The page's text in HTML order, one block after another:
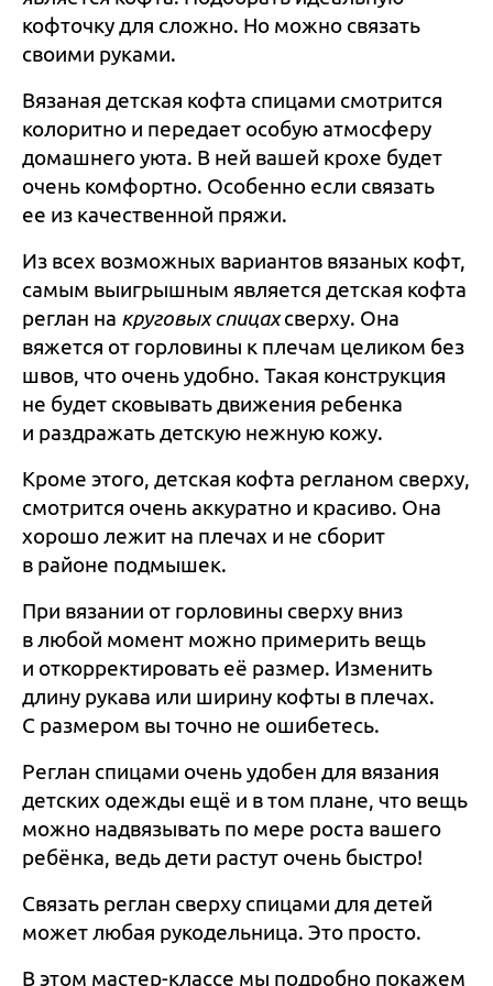
кофточку для сложно. Но можно связать
своими руками.
Вязаная детская кофта спицами смотрится
колоритно и передает особую атмосферу
домашнего уюта. В ней вашей крохе будет
очень комфортно. Особенно если связать
ее из качественной пряжи.
Из всех возможных вариантов вязаных кофт,
самым выигрышным является детская кофта
реглан на круговых спицахсверху. Она
вяжется от горловины к плечам целиком без
швов, что очень удобно. Такая конструкция
не будет сковывать движения ребенка
и раздражать детскую нежную кожу.
Кроме этого, детская кофта регланом сверху,
смотрится очень аккуратно и красиво. Она
хорошо лежит на плечах и не сборит
в районе подмышек.
При вязании от горловины сверху вниз
в любой момент можно примерить вещь
и откорректировать её размер. Изменить
длину рукава или ширину кофты в плечах.
С размером вы точно не ошибетесь.
Реглан спицами очень удобен для вязания
детских одежды ещё и в том плане, что вещь
можно надвязывать по мере роста вашего
ребёнка, ведь дети растут очень быстро!
Связать реглан сверху спицами для детей
может любая рукодельница. Это просто.
В этом мастер-классе мы подробно покажем